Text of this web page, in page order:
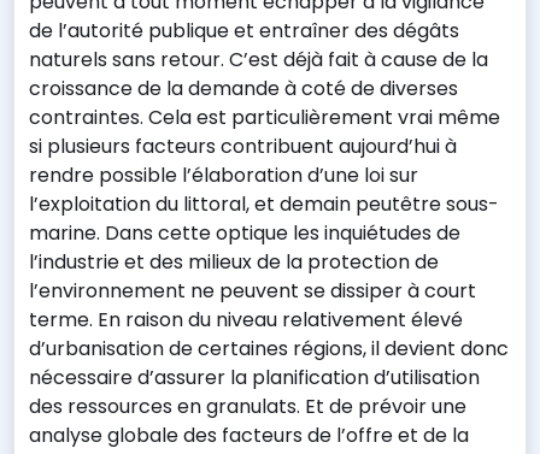
de l’autorité publique et entraîner des dégâts
naturels sans retour. C’est déjà fait à cause de la
croissance de la demande à coté de diverses
contraintes. Cela est particulièrement vrai même
si plusieurs facteurs contribuent aujourd’hui à
rendre possible l’élaboration d’une loi sur
l’exploitation du littoral, et demain peutêtre sous-
marine. Dans cette optique les inquiétudes de
l’industrie et des milieux de la protection de
l’environnement ne peuvent se dissiper à court
terme. En raison du niveau relativement élevé
d’urbanisation de certaines régions, il devient donc
nécessaire d’assurer la planification d’utilisation
des ressources en granulats. Et de prévoir une
analyse globale des facteurs de l’offre et de la